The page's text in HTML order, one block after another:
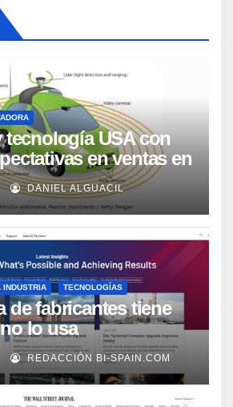
tecnología USA con
en ventas en
2 años, según
DANIEL ALGUACIL
INDUSTRIA TECNOLOGÍAS
de fabricantes tiene
lo usa
según Rockwell
REDACCIÓN BI-SPAIN.COM